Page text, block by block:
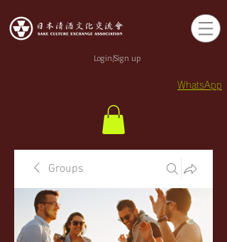
Login/Sign up
WhatsApp
Groups